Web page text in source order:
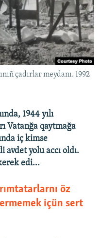
çadırlar meydanı. 1992
1944 yılı
Vatanğa qaytmağa
iç kimse
yolu accı oldı.
edi...
öz
içün sert